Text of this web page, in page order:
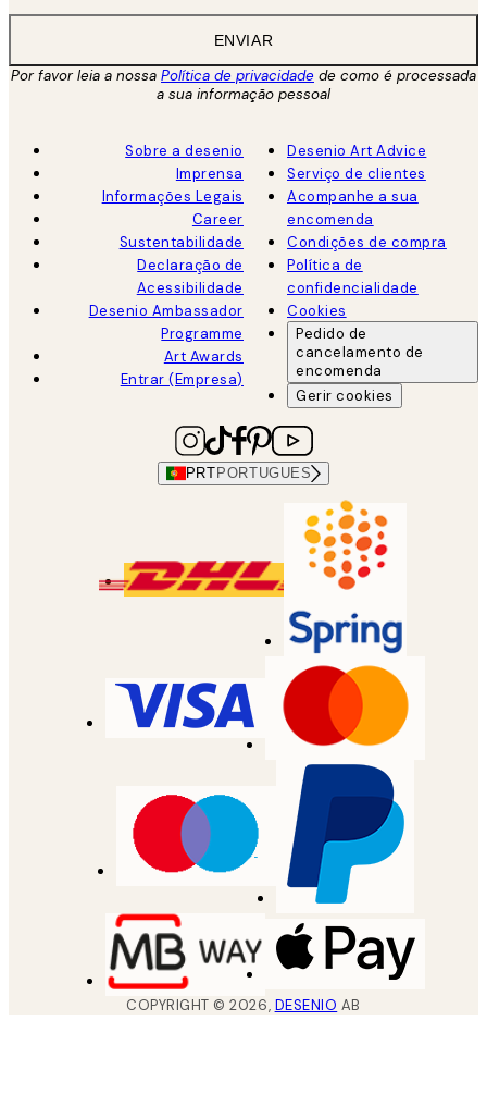
ENVIAR
Por favor leia a nossa Política de privacidade de como é processada
a sua informação pessoal
Sobre a desenio
Imprensa
Informações Legais
Career
Sustentabilidade
Declaração de
Acessibilidade
Desenio Ambassador
Programme
Art Awards
Entrar (Empresa)
Desenio Art Advice
Serviço de clientes
Acompanhe a sua
encomenda
Condições de compra
Política de
confidencialidade
Cookies
Pedido de
cancelamento de
encomenda
Gerir cookies
PRT PORTUGUES
COPYRIGHT ©2026, DESENIO AB